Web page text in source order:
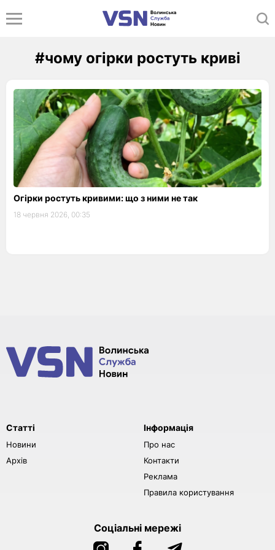
#чому огірки ростуть криві
Огірки ростуть кривими: що з ними не так
18 червня 2026, 00:35
Статті
Новини
Архів
Інформація
Про нас
Контакти
Реклама
Правила користування
Соціальні мережі